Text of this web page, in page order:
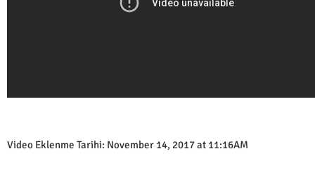
Video Eklenme Tarihi: November 14, 2017 at 11:16AM